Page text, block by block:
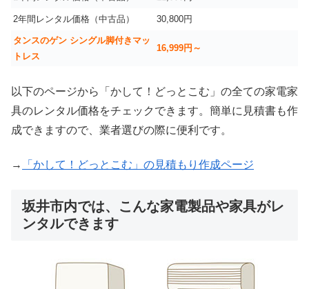
2年間レンタル価格（中古品） 30,800円
タンスのゲン シングル脚付きマッ
トレス
16,999円～
以下のページから「かして！どっとこむ」の全ての家電家
具のレンタル価格をチェックできます。簡単に見積書も作
成できますので、業者選びの際に便利です。
→ 「かして！どっとこむ」の見積もり作成ページ
坂井市内では、こんな家電製品や家具がレ
ンタルできます